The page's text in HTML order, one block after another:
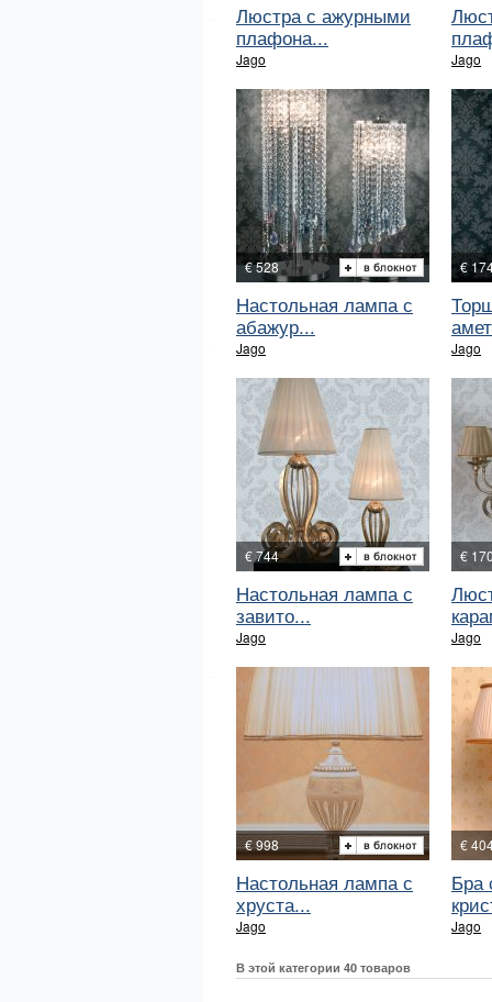
Люстра с ажурными
плафона...
Jago Jago
€ 528
Настольная лампа с
абажур...
Jago
€
Jago
€ 744
Настольная лампа с
завито...
Jago
€
Jago
€ 998
Настольная лампа с
хруста...
Jago
€
Бра
Jago
В этой категории 40 товаров